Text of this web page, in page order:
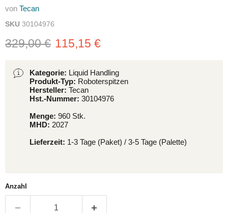
von Tecan
SKU 30104976
Ursprünglicher Preis
329,00 € Aktueller Preis
115,15 €
Kategorie: Liquid Handling
Produkt-Typ: Roboterspitzen
Hersteller: Tecan
Hst.-Nummer: 30104976
Menge: 960 Stk.
MHD: 2027
Lieferzeit: 1-3 Tage (Paket) / 3-5 Tage (Palette)
Anzahl